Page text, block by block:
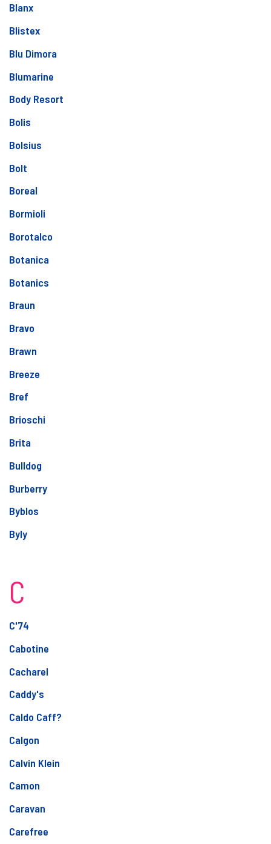
Blanx
Blistex
Blu Dimora
Blumarine
Body Resort
Bolis
Bolsius
Bolt
Boreal
Bormioli
Borotalco
Botanica
Botanics
Braun
Bravo
Brawn
Breeze
Bref
Brioschi
Brita
Bulldog
Burberry
Byblos
Byly
C
C'74
Cabotine
Cacharel
Caddy's
Caldo Caff?
Calgon
Calvin Klein
Camon
Caravan
Carefree